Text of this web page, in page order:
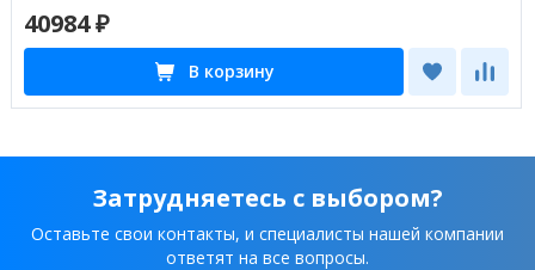
40984 ₽
В корзину
Затрудняетесь с выбором?
Оставьте свои контакты, и специалисты нашей компании
ответят на все вопросы.